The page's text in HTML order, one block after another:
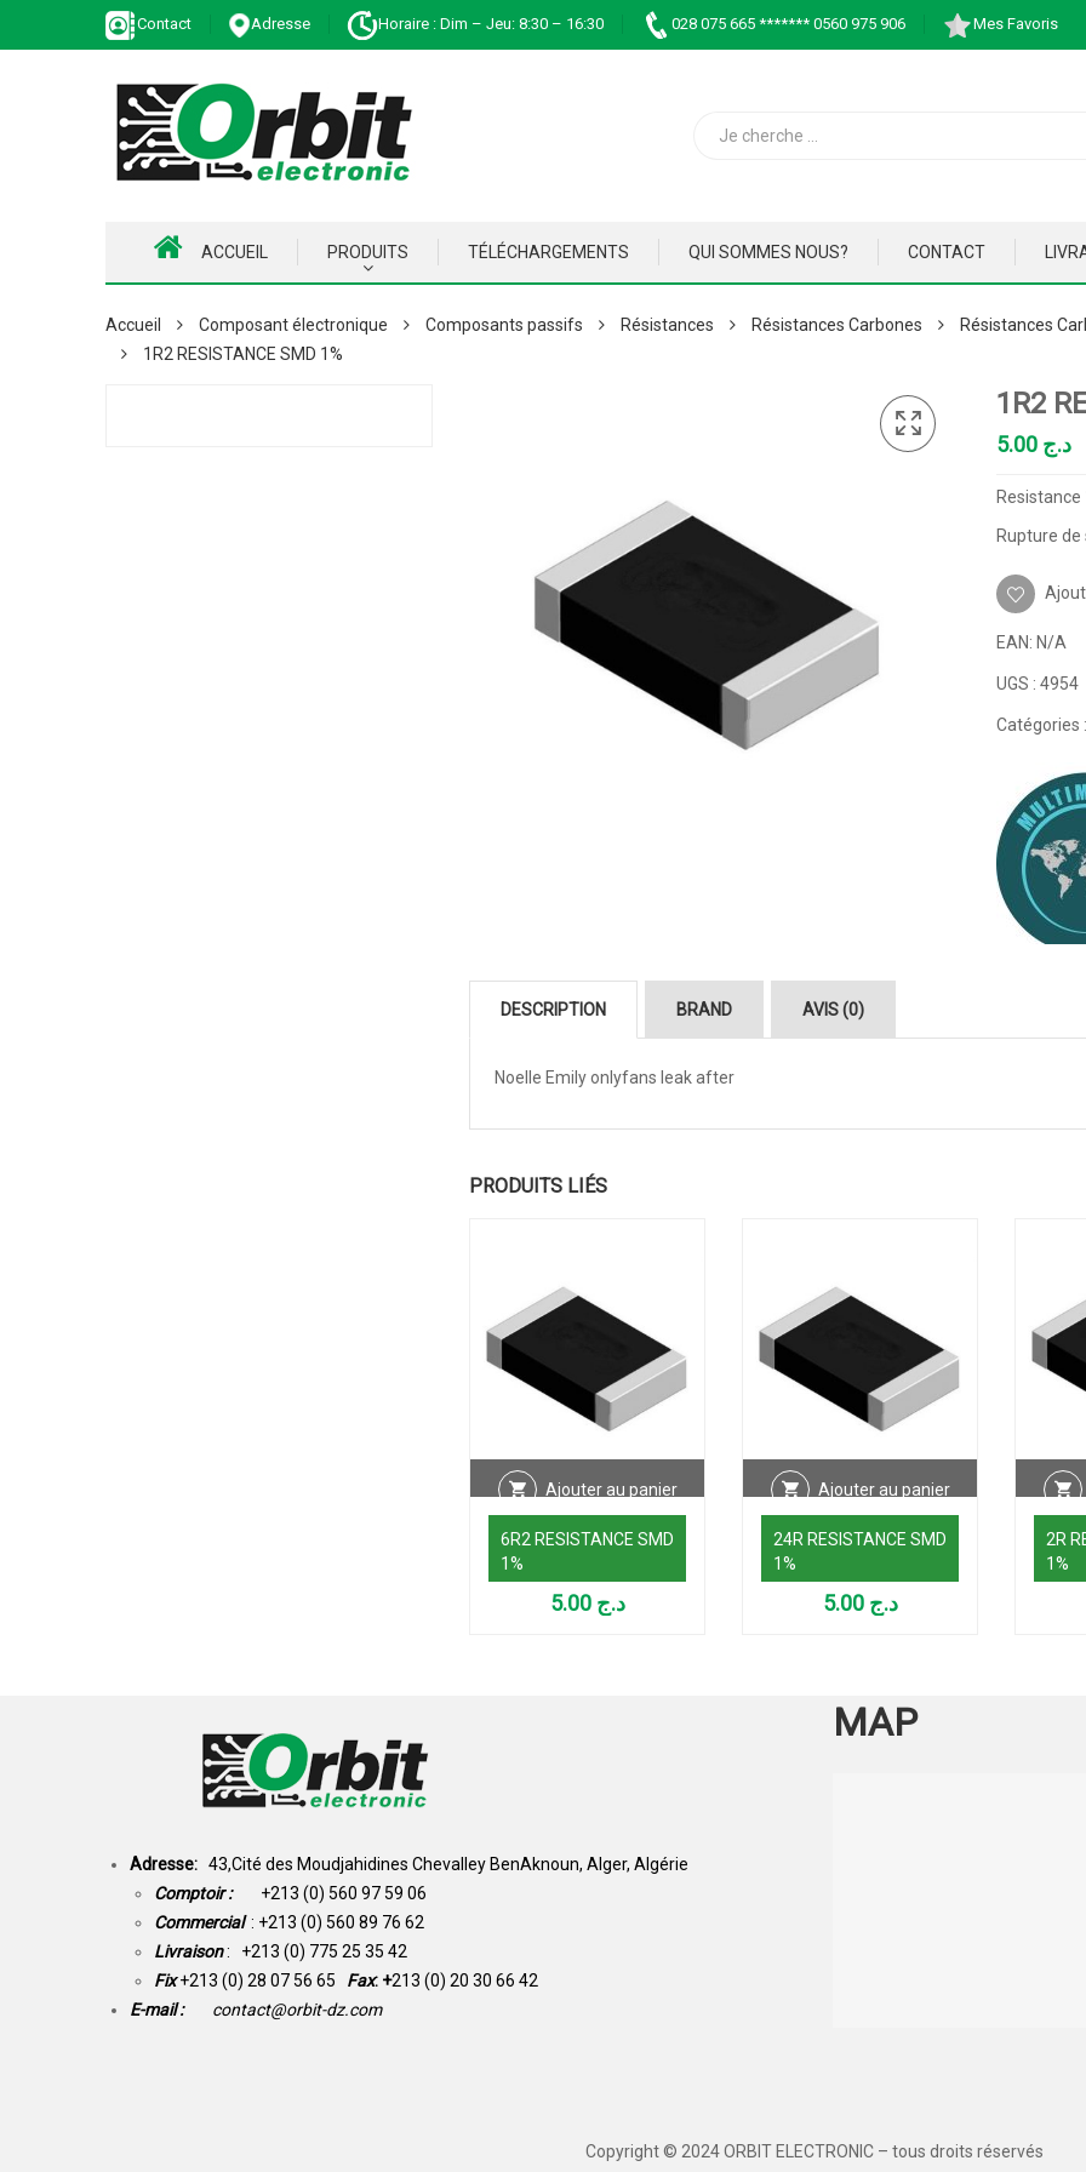
Contact Adresse Horaire : Dim – Jeu: 8:30 – 16:30 028 075 665 ******* 0560 975 906 Mes Favoris
ACCUEIL PRODUITS TÉLÉCHARGEMENTS QUI SOMMES NOUS? CONTACT
Accueil Composant électronique Composants passifs Résistances Résistances Carbones Résistances
1R2 RESISTANCE SMD 1%
1R2
د.ج
Resistance
Rupture de
EAN: N/A
UGS : 4954
Catégories :
DESCRIPTION BRAND AVIS (0)
Noelle Emily onlyfans leak after
PRODUITS LIÉS
Ajouter au panier
6R2 RESISTANCE SMD
1%
د.ج 5.00
Ajouter au panier
24R RESISTANCE SMD
1%
د.ج 5.00
2R
1%
Adresse: 43,Cité des Moudjahidines Chevalley BenAknoun, Alger, Algérie
Comptoir : +213 (0) 560 97 59 06
Commercial : +213 (0) 560 89 76 62
Livraison: +213 (0) 775 25 35 42
Fix +213 (0) 28 07 56 65 Fax: +213 (0) 20 30 66 42
E-mail :
contact@orbit-dz.com
MAP
Copyright © 2024 ORBIT ELECTRONIC – tous droits réservés